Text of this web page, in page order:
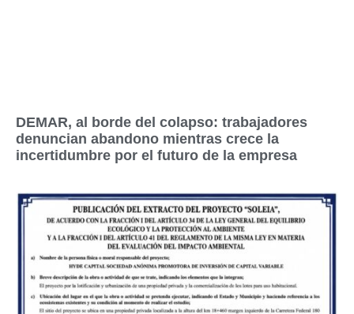
DEMAR, al borde del colapso: trabajadores
denuncian abandono mientras crece la
incertidumbre por el futuro de la empresa